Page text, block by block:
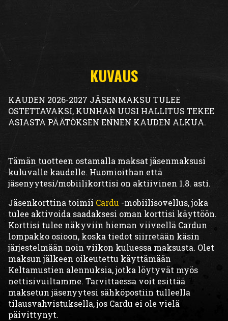
KUVAUS
KAUDEN 2026-2027 JÄSENMAKSU TULEE
OSTETTAVAKSI, KUNHAN UUSI HALLITUS TEKEE
ASIASTA PÄÄTÖKSEN ENNEN KAUDEN ALKUA.
Tämän tuotteen ostamalla maksat jäsenmaksusi
kuluvalle kaudelle. Huomioithan että
jäsenyytesi/mobiilikorttisi on aktiivinen 1.8. asti.
Jäsenkorttina toimii Cardu -mobiilisovellus, joka
tulee aktivoida saadaksesi oman korttisi käyttöön.
Korttisi tulee näkyviin hieman viiveellä Cardun
lompakko osioon, koska tiedot siirretään käsin
järjestelmään noin viikon kuluessa maksusta. Olet
maksun jälkeen oikeutettu käyttämään
Keltamustien alennuksia, jotka löytyvät myös
nettisivuiltamme. Tarvittaessa voit esittää
maksetun jäsenyytesi sähköpostiin tulleella
tilausvahvistuksella, jos Cardu ei ole vielä
päivittynyt.